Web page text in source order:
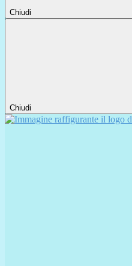
Chiudi
Chiudi